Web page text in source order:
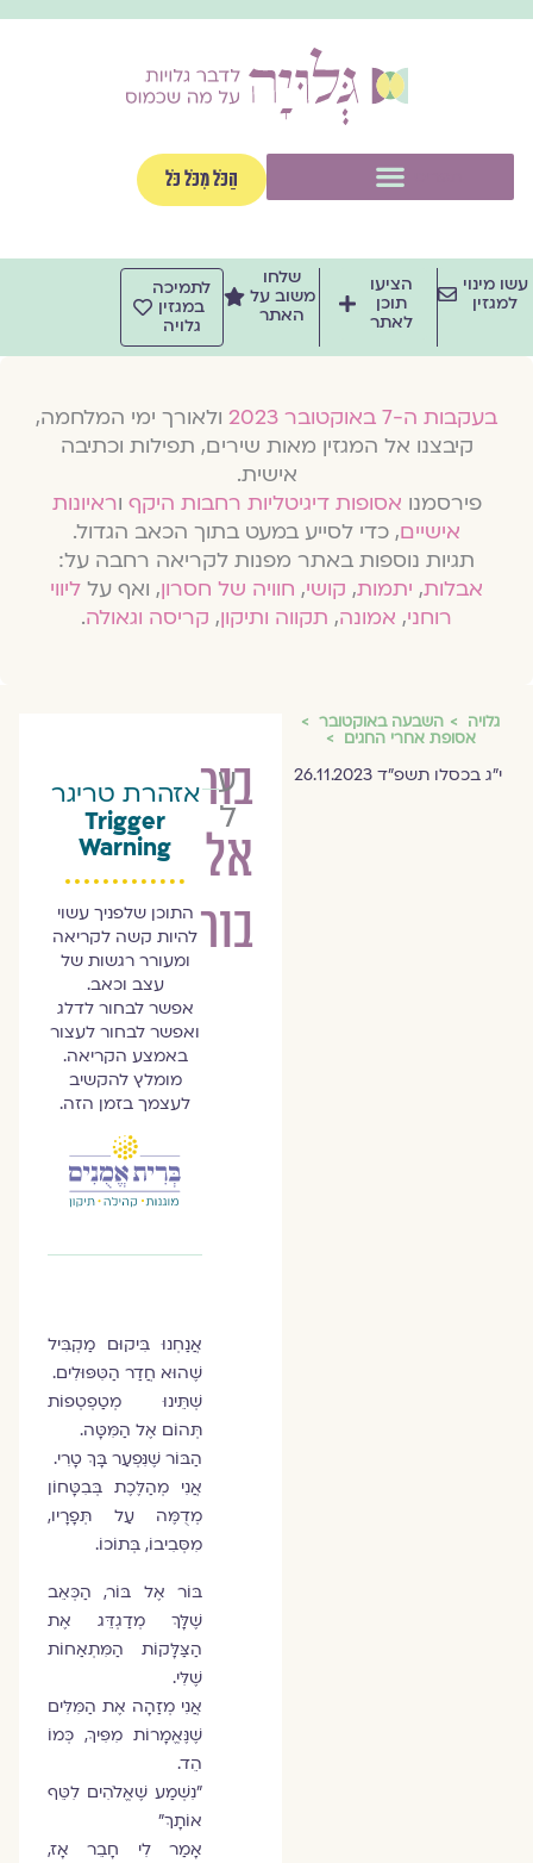
הַכֹּל מִכֹּל כֹּל
מינוי
למגזין
הציעו
תוכן
לאתר
שלחו
משוב על
האתר
לתמיכה
במגזין
גלויה
בעקבות ה-7 באוקטובר 2023
ולאורך ימי המלחמה,
קיבצנו אל המגזין מאות שירים, תפילות וכתיבה
אישית.
פירסמנואסופות דיגיטליות רחבות היקףוראיונות
אישיים, כדי לסייע במעט בתוך הכאב הגדול.
תגיות נוספות באתר מפנות לקריאה רחבה על:
אבלות,יתמות,קושי,חוויה של חסרון, ואף עלליווי
רוחני,אמונה,תקווה ותיקון,קריסה וגאולה.
גלויה השבעה באוקטובר
אסופת אחרי החגים
י״ג בכסלו תשפ״ד 26.11.2023
בור
אל
בור
עדן
לויטה
אזהרת טריגר
Trigger
Warning
התוכן שלפניך עשוי
להיות קשה לקריאה
ומעורר רגשות של
עצב וכאב.
אפשר לבחור לדלג
ואפשר לבחור לעצור
באמצע הקריאה.
מומלץ להקשיב
לעצמך בזמן הזה.
אֲנַחְנוּ בִּיקוּם מַקְבִּיל
שֶׁהוּא חֲדַר הַטִּפּוּלִים.
שְׁתֵּינוּ מְטַפְטְפוֹת
תְּהוֹם אֶל הַמִּטָּה.
הַבּוֹר שֶׁנִּפְעַר בָּךְ טָרִי.
אֲנִי מְהַלֶּכֶת בְּבִטָּחוֹן
מְדֻמֶּה עַל תְּפָרָיו,
מִסְּבִיבוֹ, בְּתוֹכוֹ.
בּוֹר אֶל בּוֹר, הַכְּאֵב
שֶׁלָּךְ מְדַגְדֵּג אֶת
הַצַּלָּקוֹת הַמִּתְאַחוֹת
שֶׁלִּי.
אֲנִי מְזַהָה אֶת הַמִּלִּים
שֶׁנֶּאֱמָרוֹת מִפִּיךְ, כְּמוֹ
הֵד.
"נִשְׁמַע שֶׁאֱלֹהִים לִטֵּף
אוֹתָךְ"
אָמַר לִי חָבֵר אָז,